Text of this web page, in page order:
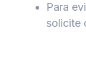
Para
solicite